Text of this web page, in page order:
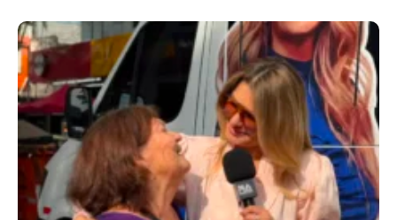
​Segurança Pública Lidera Queixas De
Moradores Do Rio Em Escuta Promovida Por
Antônia Fontenelle